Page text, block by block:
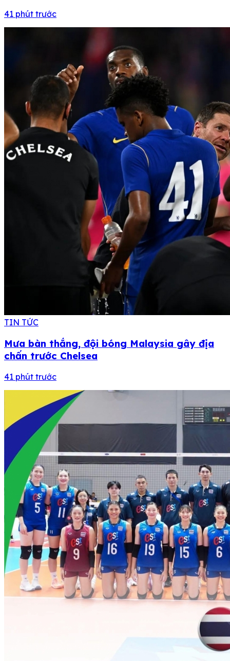
41 phút trước
TIN TỨC
Mưa bàn thắng, đội bóng Malaysia gây địa
chấn trước Chelsea
41 phút trước